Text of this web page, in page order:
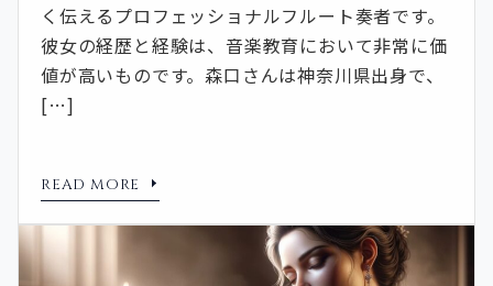
く伝えるプロフェッショナルフルート奏者です。
彼女の経歴と経験は、音楽教育において非常に価
値が高いものです。森口さんは神奈川県出身で、
[…]
READ MORE